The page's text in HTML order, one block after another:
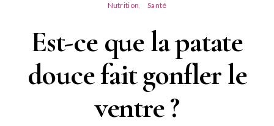
Nutrition Santé
Est-ce que la patate
douce fait gonfler le
ventre ?